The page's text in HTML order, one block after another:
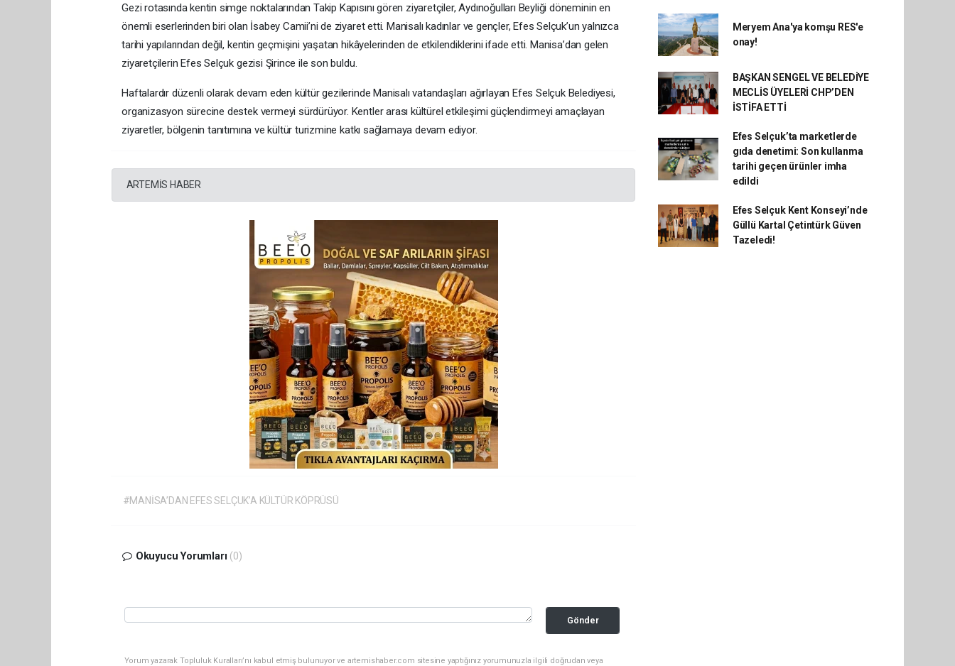
Gezi rotasında kentin simge noktalarından Takip Kapısını gören ziyaretçiler, Aydınoğulları Beyliği döneminin en
önemli eserlerinden biri olan İsabey Camii’ni de ziyaret etti. Manisalı kadınlar ve gençler, Efes Selçuk’un yalnızca
tarihi yapılarından değil, kentin geçmişini yaşatan hikâyelerinden de etkilendiklerini ifade etti. Manisa’dan gelen
ziyaretçilerin Efes Selçuk gezisi Şirince ile son buldu.
Haftalardır düzenli olarak devam eden kültür gezilerinde Manisalı vatandaşları ağırlayan Efes Selçuk Belediyesi,
organizasyon sürecine destek vermeyi sürdürüyor. Kentler arası kültürel etkileşimi güçlendirmeyi amaçlayan
ziyaretler, bölgenin tanıtımına ve kültür turizmine katkı sağlamaya devam ediyor.
ARTEMİS HABER
#MANİSA’DAN EFES SELÇUK’A KÜLTÜR KÖPRÜSÜ
Okuyucu Yorumları (0)
Gönder
Yorum yazarak Topluluk Kuralları’nı kabul etmiş bulunuyor ve artemishaber.com sitesine yaptığınız yorumunuzla ilgili doğrudan veya
Meryem Ana'ya komşu RES'e
onay!
BAŞKAN SENGEL VE BELEDİYE
MECLİS ÜYELERİ CHP’DEN
İSTİFA ETTİ
Efes Selçuk’ta marketlerde
gıda denetimi: Son kullanma
tarihi geçen ürünler imha
edildi
Efes Selçuk Kent Konseyi’nde
Güllü Kartal Çetintürk Güven
Tazeledi!